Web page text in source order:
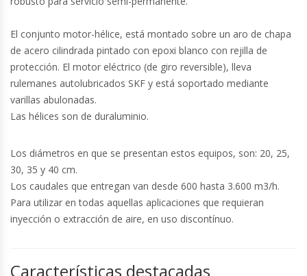
El conjunto motor-hélice, está montado sobre un aro de chapa
de acero cilindrada pintado con epoxi blanco con rejilla de
protección. El motor eléctrico (de giro reversible), lleva
rulemanes autolubricados SKF y está soportado mediante
varillas abulonadas.
Las hélices son de duraluminio.
Los diámetros en que se presentan estos equipos, son: 20, 25,
30, 35 y 40 cm.
Los caudales que entregan van desde 600 hasta 3.600 m3/h.
Para utilizar en todas aquellas aplicaciones que requieran
inyección o extracción de aire, en uso discontínuo.
Características destacadas